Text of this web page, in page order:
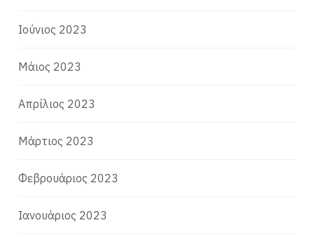
Ιούνιος 2023
Μάιος 2023
Απρίλιος 2023
Μάρτιος 2023
Φεβρουάριος 2023
Ιανουάριος 2023